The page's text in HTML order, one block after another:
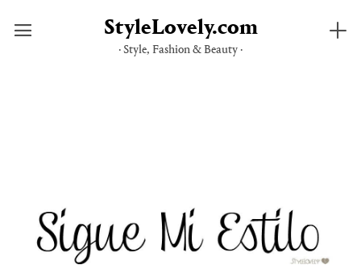
StyleLovely.com
· Style, Fashion & Beauty ·